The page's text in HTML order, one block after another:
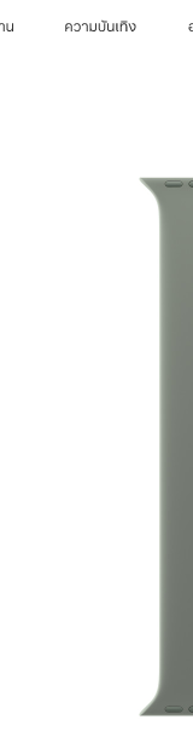
น ความบันเทิง